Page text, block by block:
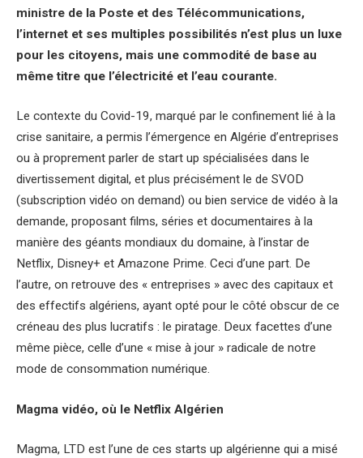
ministre de la Poste et des Télécommunications,
l’internet et ses multiples possibilités n’est plus un luxe
pour les citoyens, mais une commodité de base au
même titre que l’électricité et l’eau courante.
Le contexte du Covid-19, marqué par le confinement lié à la
crise sanitaire, a permis l’émergence en Algérie d’entreprises
ou à proprement parler de start up spécialisées dans le
divertissement digital, et plus précisément le de SVOD
(subscription vidéo on demand) ou bien service de vidéo à la
demande, proposant films, séries et documentaires à la
manière des géants mondiaux du domaine, à l’instar de
Netflix, Disney+ et Amazone Prime. Ceci d’une part. De
l’autre, on retrouve des « entreprises » avec des capitaux et
des effectifs algériens, ayant opté pour le côté obscur de ce
créneau des plus lucratifs : le piratage. Deux facettes d’une
même pièce, celle d’une « mise à jour » radicale de notre
mode de consommation numérique.
Magma vidéo, où le Netflix Algérien
Magma, LTD est l’une de ces starts up algérienne qui a misé